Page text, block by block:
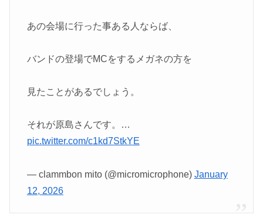
あの会場に行った事ある人ならば、
バンドの登場でMCをするメガネの方を
見たことがあるでしょう。
それが原島さんです。…
pic.twitter.com/c1kd7StkYE
— clammbon mito (@micromicrophone) January
12, 2026